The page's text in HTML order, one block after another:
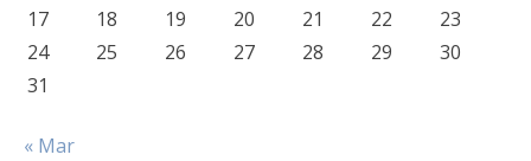
17
18 19 20 21 22
23
24
25 26 27 28 29
30
31
« Mar